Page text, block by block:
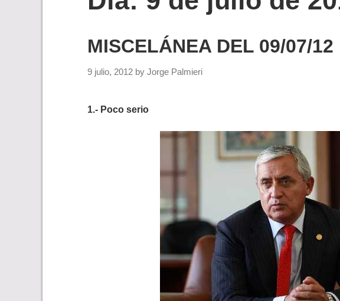
MISCELÁNEA DEL 09/07/12
9 julio, 2012 by Jorge Palmieri
1.- Poco serio